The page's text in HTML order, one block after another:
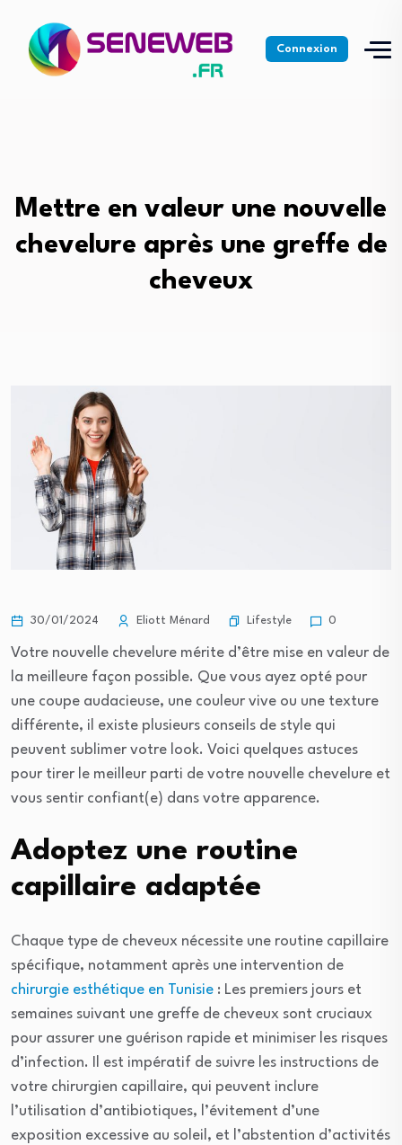
Connexion
Mettre en valeur une nouvelle
chevelure après une greffe de
cheveux
30/01/2024 Eliott Ménard Lifestyle 0
Votre nouvelle chevelure mérite d’être mise en valeur de
la meilleure façon possible. Que vous ayez opté pour
une coupe audacieuse, une couleur vive ou une texture
différente, il existe plusieurs conseils de style qui
peuvent sublimer votre look. Voici quelques astuces
pour tirer le meilleur parti de votre nouvelle chevelure et
vous sentir confiant(e) dans votre apparence.
Adoptez une routine
capillaire adaptée
Chaque type de cheveux nécessite une routine capillaire
spécifique, notamment après une intervention de
chirurgie esthétique en Tunisie : Les premiers jours et
semaines suivant une greffe de cheveux sont cruciaux
pour assurer une guérison rapide et minimiser les risques
d’infection. Il est impératif de suivre les instructions de
votre chirurgien capillaire, qui peuvent inclure
l’utilisation d’antibiotiques, l’évitement d’une
exposition excessive au soleil, et l’abstention d’activités